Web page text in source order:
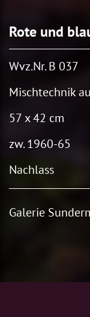
Rote und
Wvz.Nr. B 037
Mischtechnik
57 x 42 cm
zw. 1960-65
Nachlass
Galerie